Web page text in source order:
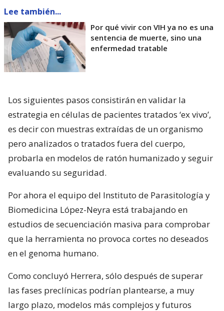
Lee también...
Por qué vivir con VIH ya no es una
sentencia de muerte, sino una
enfermedad tratable
Los siguientes pasos consistirán en validar la
estrategia en células de pacientes tratados ‘ex vivo’,
es decir con muestras extraídas de un organismo
pero analizados o tratados fuera del cuerpo,
probarla en modelos de ratón humanizado y seguir
evaluando su seguridad.
Por ahora el equipo del Instituto de Parasitología y
Biomedicina López-Neyra está trabajando en
estudios de secuenciación masiva para comprobar
que la herramienta no provoca cortes no deseados
en el genoma humano.
Como concluyó Herrera, sólo después de superar
las fases preclínicas podrían plantearse, a muy
largo plazo, modelos más complejos y futuros